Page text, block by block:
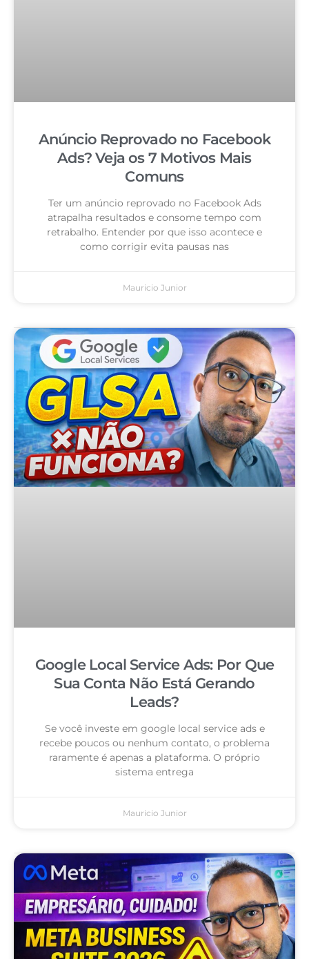
Anúncio Reprovado no Facebook
Ads? Veja os 7 Motivos Mais
Comuns
Ter um anúncio reprovado no Facebook Ads
atrapalha resultados e consome tempo com
retrabalho. Entender por que isso acontece e
como corrigir evita pausas nas
Mauricio Junior
Google Local Service Ads: Por Que
Sua Conta Não Está Gerando
Leads?
Se você investe em google local service ads e
recebe poucos ou nenhum contato, o problema
raramente é apenas a plataforma. O próprio
sistema entrega
Mauricio Junior